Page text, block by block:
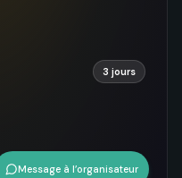
3 jours
Message à l’organisateur